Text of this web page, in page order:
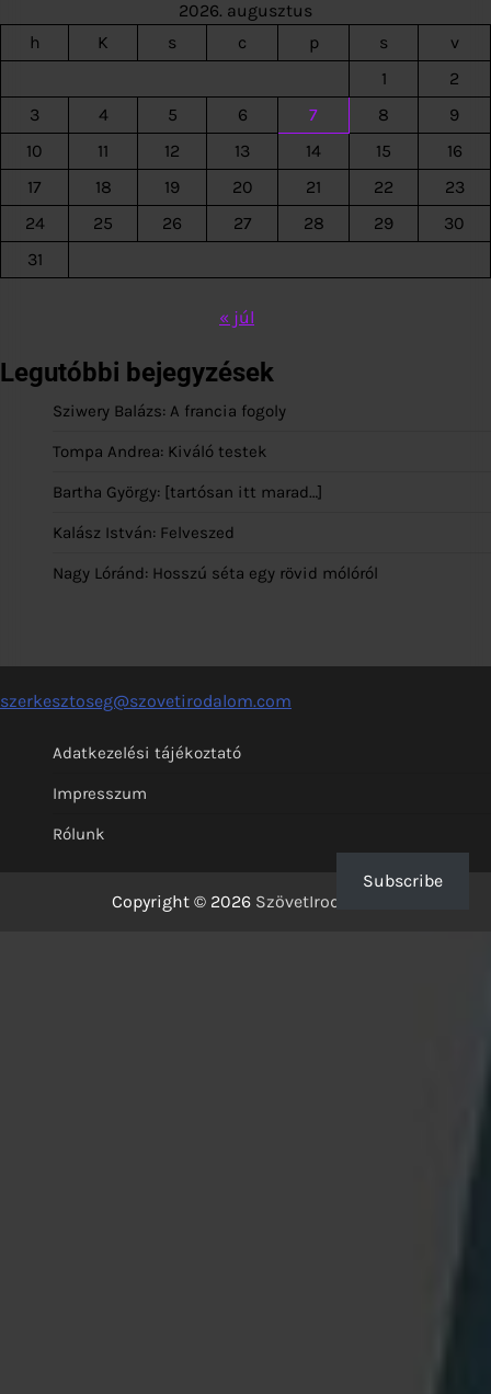
2026. augusztus
h
K s c p s
v
1
2
3
4 5 6 7 8
9
10
11 12 13 14 15
16
17
18 19 20 21 22
23
24
25 26 27 28 29
30
31
« júl
Legutóbbi bejegyzések
Sziwery Balázs: A francia fogoly
Tompa Andrea: Kiváló testek
Bartha György: [tartósan itt marad…]
Kalász István: Felveszed
Nagy Lóránd: Hosszú séta egy rövid mólóról
szerkesztoseg@szovetirodalom.com
Adatkezelési tájékoztató
Impresszum
Rólunk
Copyright © 2026 SzövetIrodalom
Subscribe